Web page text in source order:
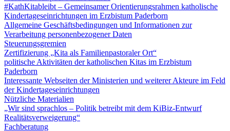
#KathKitableibt – Gemeinsamer Orientierungsrahmen katholische
Kindertageseinrichtungen im Erzbistum Paderborn
Allgemeine Geschäftsbedingungen und Informationen zur
Verarbeitung personenbezogener Daten
Steuerungsgremien
Zertifizierung „Kita als Familienpastoraler Ort“
politische Aktivitäten der katholischen Kitas im Erzbistum
Paderborn
Interessante Webseiten der Ministerien und weiterer Akteure im Feld
der Kindertageseinrichtungen
Nützliche Materialien
„Wir sind sprachlos – Politik betreibt mit dem KiBiz-Entwurf
Realitätsverweigerung“
Fachberatung